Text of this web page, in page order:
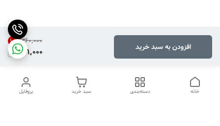
۳۶۰٬۰۰۰ 10%
321,000 افزودن به سبد خرید
پروفایل سبد خرید دسته‌بندی خانه